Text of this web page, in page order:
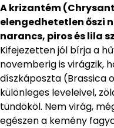
A krizantém
elengedhetetlen őszi
narancs, piros és lila
Kifejezetten jól bírja a
novemberig is virágzik,
díszkáposzta (Brassica
különleges leveleivel,
tündököl. Nem virág,
egészen a kemény